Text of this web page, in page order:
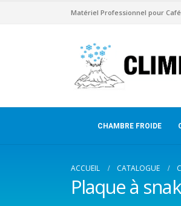
Matériel Professionnel pour
CHAMBRE FROIDE
ACCUEIL CATALOGUE
Plaque à